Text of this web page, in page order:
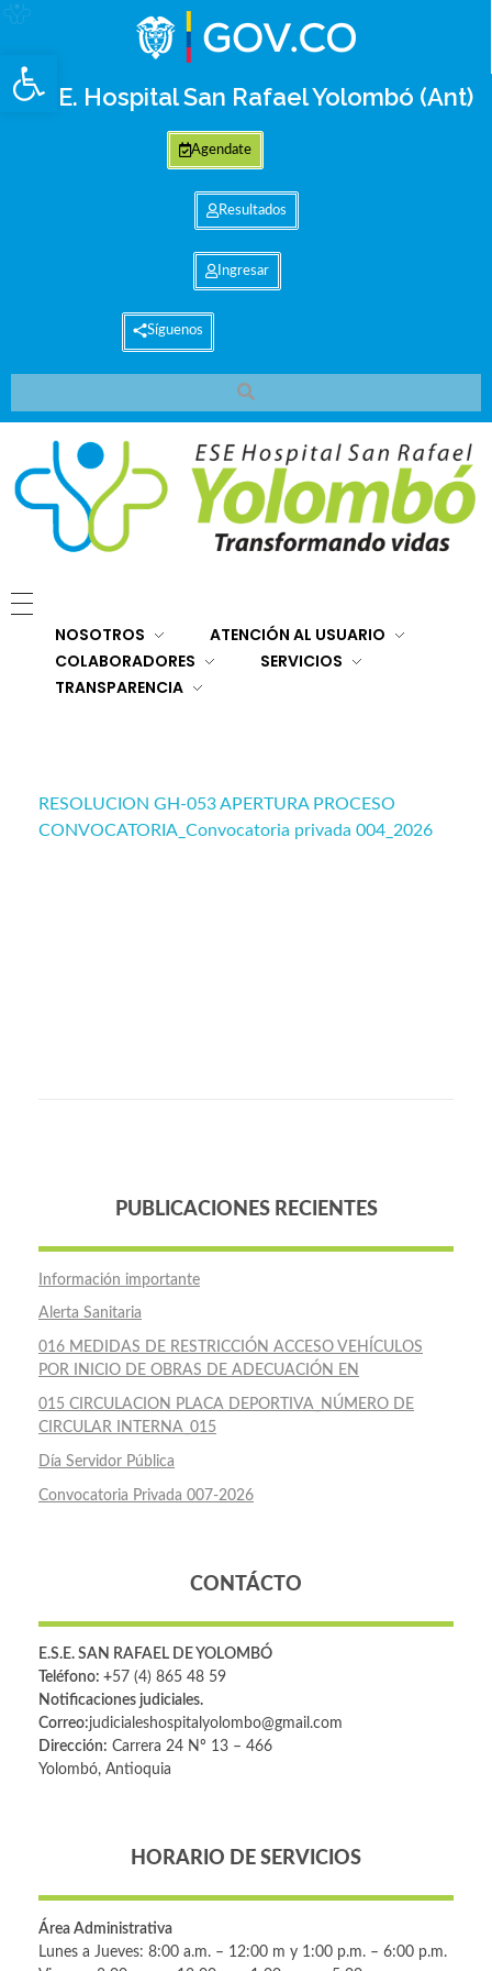
Abrir barra de herramientas
E.S.E. Hospital San Rafael Yolombó (Ant)
Agendate
Resultados
Ingresar
Síguenos
NOSOTROS
ATENCIÓN AL USUARIO
COLABORADORES
SERVICIOS
TRANSPARENCIA
RESOLUCION GH-053 APERTURA PROCESO
CONVOCATORIA_Convocatoria privada 004_2026
PUBLICACIONES RECIENTES
Información importante
Alerta Sanitaria
016 MEDIDAS DE RESTRICCIÓN ACCESO VEHÍCULOS
POR INICIO DE OBRAS DE ADECUACIÓN EN
015 CIRCULACION PLACA DEPORTIVA_NÚMERO DE
CIRCULAR INTERNA_015
Día Servidor Pública
Convocatoria Privada 007-2026
CONTÁCTO
E.S.E. SAN RAFAEL DE YOLOMBÓ
Teléfono: +57 (4) 865 48 59
Notificaciones judiciales.
Correo:judicialeshospitalyolombo@gmail.com
Dirección: Carrera 24 Nº 13 – 466
Yolombó, Antioquia
HORARIO DE SERVICIOS
Área Administrativa
Lunes a Jueves: 8:00 a.m. – 12:00 m y 1:00 p.m. – 6:00 p.m.